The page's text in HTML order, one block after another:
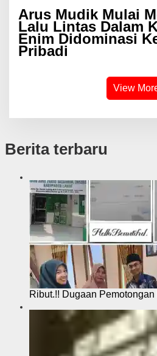
Arus Mudik Mulai
Lalu Lintas Dalam
Enim Didominasi
Pribadi
View
Berita terbaru
Ribut.!! Dugaan